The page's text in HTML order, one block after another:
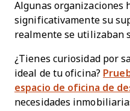
Algunas organizaciones
significativamente su
realmente se utilizaban
¿Tienes curiosidad por
ideal de tu oficina?
espacio de oficina de
necesidades